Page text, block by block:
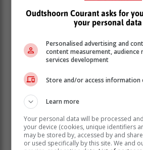
Seagulls reis Saterdag 23 Maart na
hulle volgende wedstryd.
Riversdal Blues, wat dié seisoen
aanwinste, het Uniondale in die
Oudtshoorn Courant asks for
your personal data
Personalised advertising and
content measurement, audience
services development
Store and/or access information
Learn more
Your personal data will be processed
your device (cookies, unique identifiers
may be stored by, accessed by and
or used specifically by this site. We and